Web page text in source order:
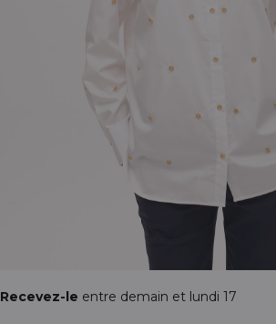
Recevez-le entre demain et lundi 17